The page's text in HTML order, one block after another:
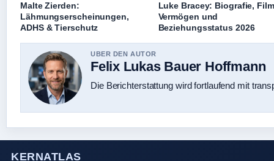
Malte Zierden:
Lähmungserscheinungen,
ADHS & Tierschutz
Luke Bracey: Biografie,
Vermögen und
Beziehungsstatus 2026
UBER DEN AUTOR
Felix Lukas Bauer Hoffmann
Die Berichterstattung wird fortlaufend mit
KERNATLAS